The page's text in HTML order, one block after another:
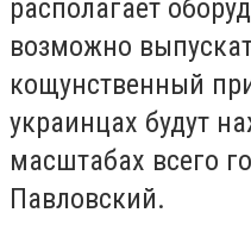
располагает
возможно
кощунственный
украинцах будут
масштабах всего
Павловский.